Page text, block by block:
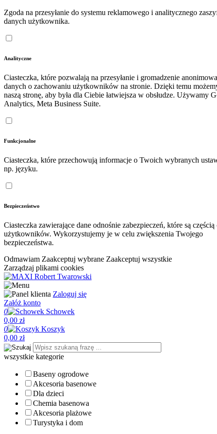
Zgoda na przesyłanie do systemu reklamowego i analitycznego
danych użytkownika.
Analityczne
Ciasteczka, które pozwalają na przesyłanie i gromadzenie
danych o zachowaniu użytkowników na stronie. Dzięki temu
naszą stronę, aby była dla Ciebie łatwiejsza w obsłudze. Używamy
Analytics, Meta Business Suite.
Funkcjonalne
Ciasteczka, które przechowują informacje o Twoich wybranych
np. języku.
Bezpieczeństwo
Ciasteczka zawierające dane odnośnie zabezpieczeń, które są
użytkowników. Wykorzystujemy je w celu zwiększenia Twojego
bezpieczeństwa.
Odmawiam Zaakceptuj wybrane Zaakceptuj wszystkie
Zarządzaj plikami cookies
Zaloguj się
Załóż konto
0
Schowek
0,00 zł
0
Koszyk
0,00 zł
wszystkie kategorie
Baseny ogrodowe
Akcesoria basenowe
Dla dzieci
Chemia basenowa
Akcesoria plażowe
Turystyka i dom